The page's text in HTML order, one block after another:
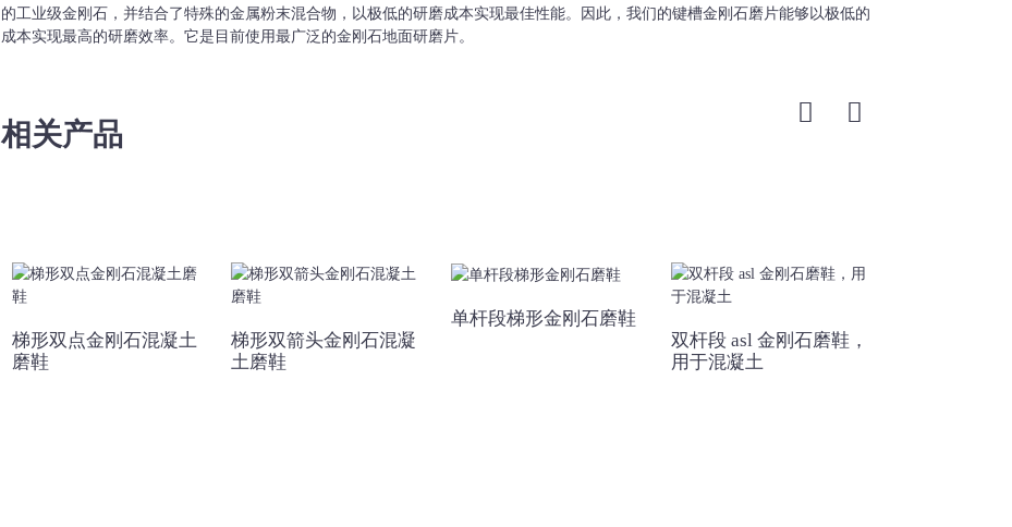
的工业级金刚石，并结合了特殊的金属粉末混合物，以极低的研磨成本实现最佳性能。因此，我们的键槽金刚石磨片能够以极低的
成本实现最高的研磨效率。它是目前使用最广泛的金刚石地面研磨片。
相关产品
梯形双点金刚石混凝土
磨鞋
梯形双箭头金刚石混凝
土磨鞋
单杆段梯形金刚石磨鞋
双杆段 asl 金刚石磨鞋，
用于混凝土